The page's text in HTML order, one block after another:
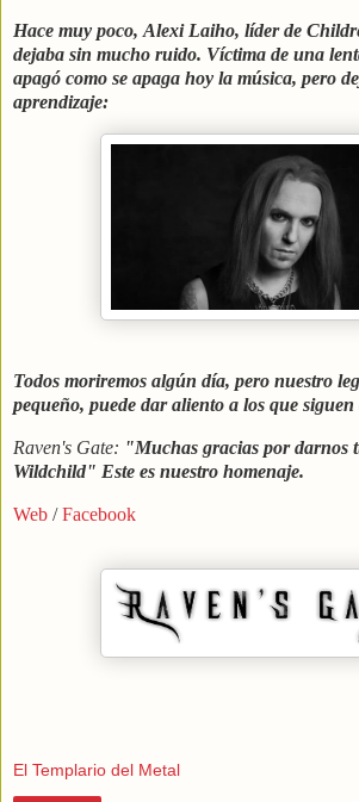
Hace muy poco, Alexi Laiho, líder de
dejaba sin mucho ruido. Víctima de una
apagó como se apaga hoy la música, pero
aprendizaje:
Todos moriremos algún día, pero nuestro
pequeño, puede dar aliento a los que siguen
Raven's Gate: "Muchas gracias por darnos
Wildchild" Este es nuestro homenaje.
Web /Facebook
El Templario del Metal